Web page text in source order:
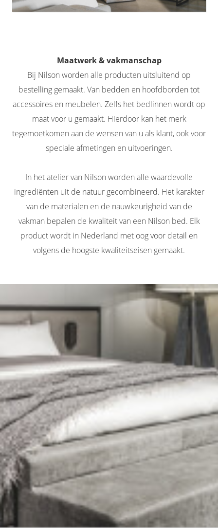
Maatwerk & vakmanschap
Bij Nilson worden alle producten uitsluitend op
bestelling gemaakt. Van bedden en hoofdborden tot
accessoires en meubelen. Zelfs het bedlinnen wordt op
maat voor u gemaakt. Hierdoor kan het merk
tegemoetkomen aan de wensen van u als klant, ook voor
speciale afmetingen en uitvoeringen.
In het atelier van Nilson worden alle waardevolle
ingrediënten uit de natuur gecombineerd. Het karakter
van de materialen en de nauwkeurigheid van de
vakman bepalen de kwaliteit van een Nilson bed. Elk
product wordt in Nederland met oog voor detail en
volgens de hoogste kwaliteitseisen gemaakt.